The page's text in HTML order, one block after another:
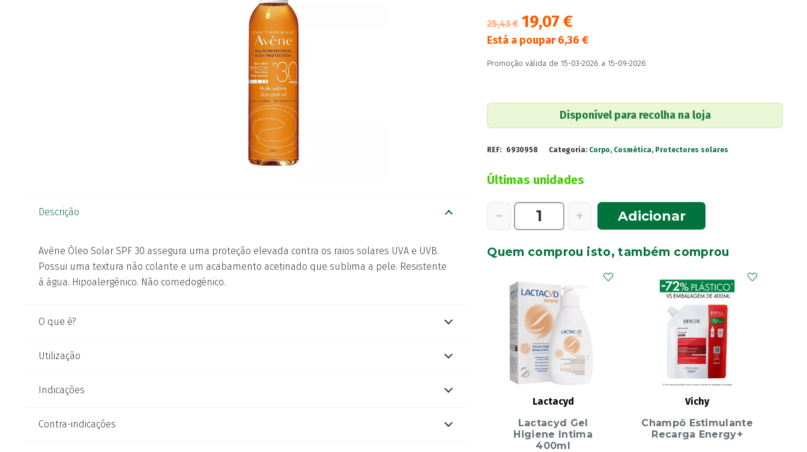
Descrição
Avène Óleo Solar SPF 30 assegura uma proteção elevada contra os raios solares UVA e UVB.
Possui uma textura não colante e um acabamento acetinado que sublima a pele. Resistente
à água. Hipoalergénico. Não comedogénico.
O que é?
Utilização
Indicações
Contra-indicações
25,43€ 19,07€
Está a poupar6,36€
Promoção válida de 15-03-2026 a 15-09-2026
Disponível para recolha na loja
REF: 6930958 Categoria: Corpo, Cosmética, Protectores solares
Últimas unidades
−
Quantidade
Óleo
200ml
+ Adicionar
Quem comprou isto, também comprou
Lactacyd
Lactacyd Gel
Higiene Intima
400ml
Vichy
Champô Estimulante
Recarga Energy+